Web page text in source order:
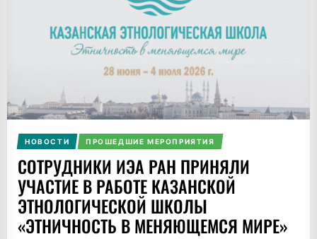
НОВОСТИ ПРОШЕДШИЕ МЕРОПРИЯТИЯ
СОТРУДНИКИ ИЭА РАН ПРИНЯЛИ
УЧАСТИЕ В РАБОТЕ КАЗАНСКОЙ
ЭТНОЛОГИЧЕСКОЙ ШКОЛЫ
«ЭТНИЧНОСТЬ В МЕНЯЮЩЕМСЯ МИРЕ»